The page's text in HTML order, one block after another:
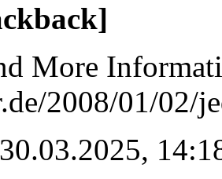
More
2008/01/
30.03.2025,